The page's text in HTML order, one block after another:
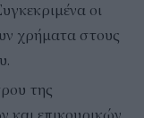
οι
χρήματα στους
της